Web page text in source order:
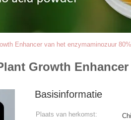
Enhancer van het enzymaminozuur 80%
Growth
Basisinformatie
Plaats van herkomst: